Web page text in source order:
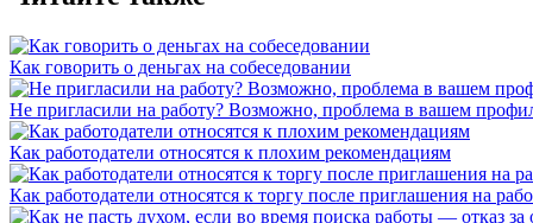
Как говорить о деньгах на собеседовании
Не пригласили на работу? Возможно, проблема в вашем
Как работодатели относятся к плохим рекомендациям
Как работодатели относятся к торгу после приглашения на